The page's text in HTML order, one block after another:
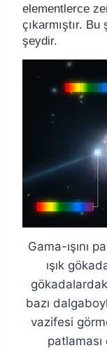
elementlerce
çıkarmıştır.
şeydir.
Gama-ışını
ışık
bazı
vazifesi